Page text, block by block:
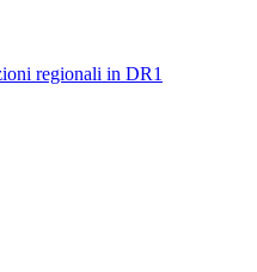
regionali in DR1